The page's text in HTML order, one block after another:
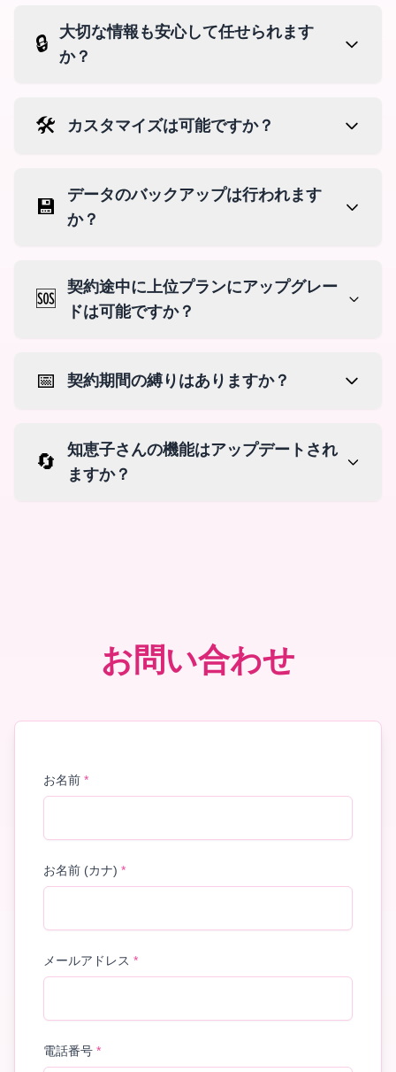
🔒
大切な情報も安心して任せられます
か？
🛠️ カスタマイズは可能ですか？
💾
データのバックアップは行われます
か？
🆘
契約途中に上位プランにアップグレー
ドは可能ですか？
📅 契約期間の縛りはありますか？
🔄
知恵子さんの機能はアップデートされ
ますか？
お問い合わせ
お名前 *
お名前 (カナ) *
メールアドレス *
電話番号 *